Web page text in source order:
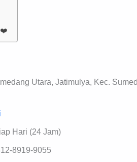
Utara, Jatimulya, Kec.
Hari (24 Jam)
8919-9055